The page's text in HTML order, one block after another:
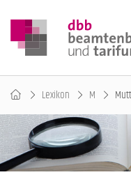
Lexikon M